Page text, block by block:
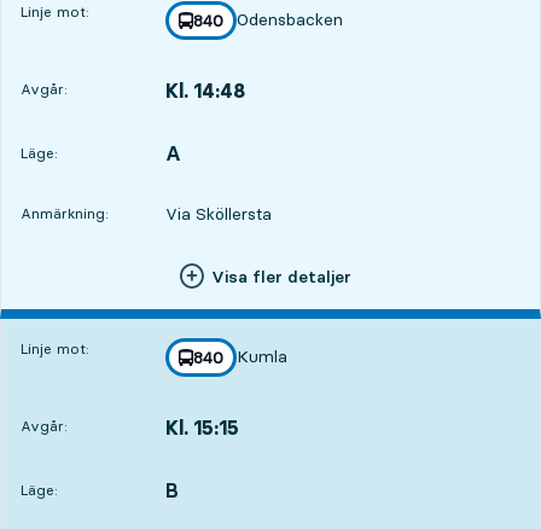
Linje mot: linje
840
mot
Odensbacken
,
Avgår: Kl. 14:48
Läge:
LÄGE, A
,
Anmärkning: Via Sköllersta
Visa fler detaljer
Linje mot: linje
840
mot
Kumla
,
Avgår: Kl. 15:15
Läge:
LÄGE, B
,